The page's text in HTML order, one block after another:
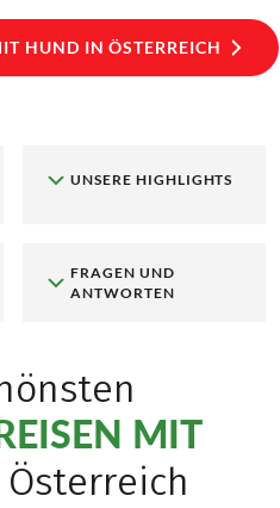
HUND IN ÖSTERREICH
UNSERE HIGHLIGHTS
FRAGEN UND
ANTWORTEN
MIT